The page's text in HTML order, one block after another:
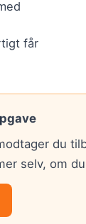
får
du
selv, om